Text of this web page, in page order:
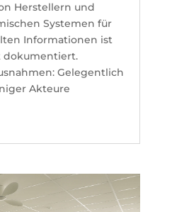
Herstellern und
Systemen für
Informationen ist
dokumentiert.
Gelegentlich
Akteure